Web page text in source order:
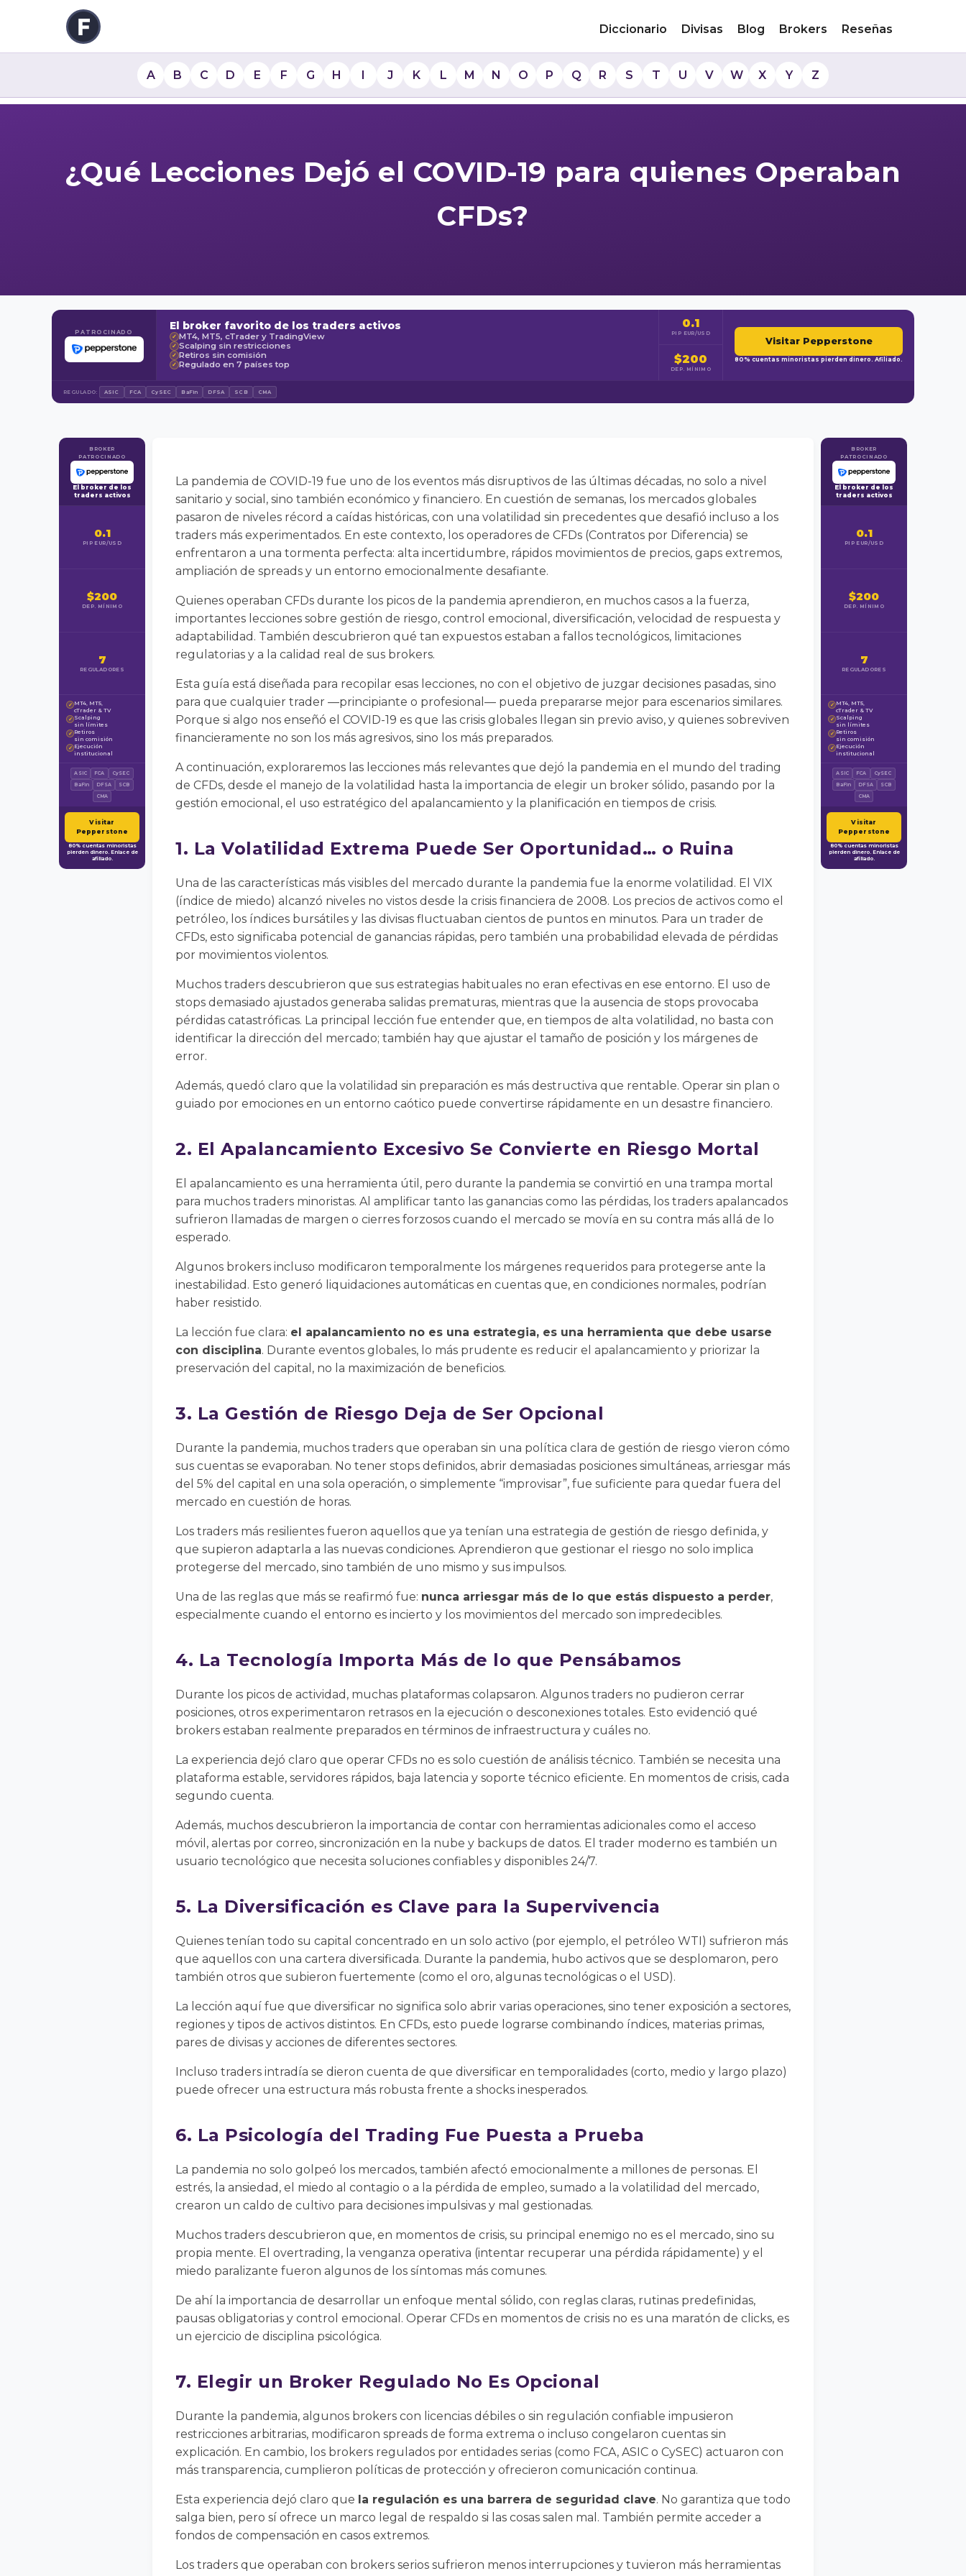
Diccionario Divisas Blog Brokers Reseñas
A B C D E F G H I J K L M N O P Q R S T U V W X Y Z
¿Qué Lecciones Dejó el COVID-19 para quienes Operaban
CFDs?
PATROCINADO El broker favorito de los traders activos
✓ MT4, MT5, cTrader y TradingView
✓ Scalping sin restricciones
✓ Retiros sin comisión
✓ Regulado en 7 países top
0.1
PIP EUR/USD
$200
DEP. MÍNIMO
Visitar Pepperstone
80% cuentas minoristas pierden dinero. Afiliado.
REGULADO: ASIC FCA CySEC BaFin DFSA SCB CMA
BROKER
PATROCINADO
El broker de los
traders activos
0.1
PIP EUR/USD
$200
DEP. MÍNIMO
7
REGULADORES
✓ MT4, MT5,
cTrader & TV
✓ Scalping
sin límites
✓ Retiros
sin comisión
✓ Ejecución
institucional
ASIC FCA
CySEC
BaFin
DFSA
SCB
CMA
Visitar
Pepperstone
80% cuentas minoristas
pierden dinero. Enlace de
afiliado.
La pandemia de COVID-19 fue uno de los eventos más disruptivos de las últimas décadas, no solo a nivel
sanitario y social, sino también económico y financiero. En cuestión de semanas, los mercados globales
pasaron de niveles récord a caídas históricas, con una volatilidad sin precedentes que desafió incluso a los
traders más experimentados. En este contexto, los operadores de CFDs (Contratos por Diferencia) se
enfrentaron a una tormenta perfecta: alta incertidumbre, rápidos movimientos de precios, gaps extremos,
ampliación de spreads y un entorno emocionalmente desafiante.
Quienes operaban CFDs durante los picos de la pandemia aprendieron, en muchos casos a la fuerza,
importantes lecciones sobre gestión de riesgo, control emocional, diversificación, velocidad de respuesta y
adaptabilidad. También descubrieron qué tan expuestos estaban a fallos tecnológicos, limitaciones
regulatorias y a la calidad real de sus brokers.
Esta guía está diseñada para recopilar esas lecciones, no con el objetivo de juzgar decisiones pasadas, sino
para que cualquier trader —principiante o profesional— pueda prepararse mejor para escenarios similares.
Porque si algo nos enseñó el COVID-19 es que las crisis globales llegan sin previo aviso, y quienes sobreviven
financieramente no son los más agresivos, sino los más preparados.
A continuación, exploraremos las lecciones más relevantes que dejó la pandemia en el mundo del trading
de CFDs, desde el manejo de la volatilidad hasta la importancia de elegir un broker sólido, pasando por la
gestión emocional, el uso estratégico del apalancamiento y la planificación en tiempos de crisis.
1. La Volatilidad Extrema Puede Ser Oportunidad… o Ruina
Una de las características más visibles del mercado durante la pandemia fue la enorme volatilidad. El VIX
(índice de miedo) alcanzó niveles no vistos desde la crisis financiera de 2008. Los precios de activos como el
petróleo, los índices bursátiles y las divisas fluctuaban cientos de puntos en minutos. Para un trader de
CFDs, esto significaba potencial de ganancias rápidas, pero también una probabilidad elevada de pérdidas
por movimientos violentos.
Muchos traders descubrieron que sus estrategias habituales no eran efectivas en ese entorno. El uso de
stops demasiado ajustados generaba salidas prematuras, mientras que la ausencia de stops provocaba
pérdidas catastróficas. La principal lección fue entender que, en tiempos de alta volatilidad, no basta con
identificar la dirección del mercado; también hay que ajustar el tamaño de posición y los márgenes de
error.
Además, quedó claro que la volatilidad sin preparación es más destructiva que rentable. Operar sin plan o
guiado por emociones en un entorno caótico puede convertirse rápidamente en un desastre financiero.
2. El Apalancamiento Excesivo Se Convierte en Riesgo Mortal
El apalancamiento es una herramienta útil, pero durante la pandemia se convirtió en una trampa mortal
para muchos traders minoristas. Al amplificar tanto las ganancias como las pérdidas, los traders apalancados
sufrieron llamadas de margen o cierres forzosos cuando el mercado se movía en su contra más allá de lo
esperado.
Algunos brokers incluso modificaron temporalmente los márgenes requeridos para protegerse ante la
inestabilidad. Esto generó liquidaciones automáticas en cuentas que, en condiciones normales, podrían
haber resistido.
La lección fue clara: el apalancamiento no es una estrategia, es una herramienta que debe usarse
con disciplina. Durante eventos globales, lo más prudente es reducir el apalancamiento y priorizar la
preservación del capital, no la maximización de beneficios.
3. La Gestión de Riesgo Deja de Ser Opcional
Durante la pandemia, muchos traders que operaban sin una política clara de gestión de riesgo vieron cómo
sus cuentas se evaporaban. No tener stops definidos, abrir demasiadas posiciones simultáneas, arriesgar más
del 5% del capital en una sola operación, o simplemente “improvisar”, fue suficiente para quedar fuera del
mercado en cuestión de horas.
Los traders más resilientes fueron aquellos que ya tenían una estrategia de gestión de riesgo definida, y
que supieron adaptarla a las nuevas condiciones. Aprendieron que gestionar el riesgo no solo implica
protegerse del mercado, sino también de uno mismo y sus impulsos.
Una de las reglas que más se reafirmó fue: nunca arriesgar más de lo que estás dispuesto a perder,
especialmente cuando el entorno es incierto y los movimientos del mercado son impredecibles.
4. La Tecnología Importa Más de lo que Pensábamos
Durante los picos de actividad, muchas plataformas colapsaron. Algunos traders no pudieron cerrar
posiciones, otros experimentaron retrasos en la ejecución o desconexiones totales. Esto evidenció qué
brokers estaban realmente preparados en términos de infraestructura y cuáles no.
La experiencia dejó claro que operar CFDs no es solo cuestión de análisis técnico. También se necesita una
plataforma estable, servidores rápidos, baja latencia y soporte técnico eficiente. En momentos de crisis, cada
segundo cuenta.
Además, muchos descubrieron la importancia de contar con herramientas adicionales como el acceso
móvil, alertas por correo, sincronización en la nube y backups de datos. El trader moderno es también un
usuario tecnológico que necesita soluciones confiables y disponibles 24/7.
5. La Diversificación es Clave para la Supervivencia
Quienes tenían todo su capital concentrado en un solo activo (por ejemplo, el petróleo WTI) sufrieron más
que aquellos con una cartera diversificada. Durante la pandemia, hubo activos que se desplomaron, pero
también otros que subieron fuertemente (como el oro, algunas tecnológicas o el USD).
La lección aquí fue que diversificar no significa solo abrir varias operaciones, sino tener exposición a sectores,
regiones y tipos de activos distintos. En CFDs, esto puede lograrse combinando índices, materias primas,
pares de divisas y acciones de diferentes sectores.
Incluso traders intradía se dieron cuenta de que diversificar en temporalidades (corto, medio y largo plazo)
puede ofrecer una estructura más robusta frente a shocks inesperados.
6. La Psicología del Trading Fue Puesta a Prueba
La pandemia no solo golpeó los mercados, también afectó emocionalmente a millones de personas. El
estrés, la ansiedad, el miedo al contagio o a la pérdida de empleo, sumado a la volatilidad del mercado,
crearon un caldo de cultivo para decisiones impulsivas y mal gestionadas.
Muchos traders descubrieron que, en momentos de crisis, su principal enemigo no es el mercado, sino su
propia mente. El overtrading, la venganza operativa (intentar recuperar una pérdida rápidamente) y el
miedo paralizante fueron algunos de los síntomas más comunes.
De ahí la importancia de desarrollar un enfoque mental sólido, con reglas claras, rutinas predefinidas,
pausas obligatorias y control emocional. Operar CFDs en momentos de crisis no es una maratón de clicks, es
un ejercicio de disciplina psicológica.
7. Elegir un Broker Regulado No Es Opcional
Durante la pandemia, algunos brokers con licencias débiles o sin regulación confiable impusieron
restricciones arbitrarias, modificaron spreads de forma extrema o incluso congelaron cuentas sin
explicación. En cambio, los brokers regulados por entidades serias (como FCA, ASIC o CySEC) actuaron con
más transparencia, cumplieron políticas de protección y ofrecieron comunicación continua.
Esta experiencia dejó claro que la regulación es una barrera de seguridad clave. No garantiza que todo
salga bien, pero sí ofrece un marco legal de respaldo si las cosas salen mal. También permite acceder a
fondos de compensación en casos extremos.
Los traders que operaban con brokers serios sufrieron menos interrupciones y tuvieron más herramientas
BROKER
PATROCINADO
El broker de los
traders activos
0.1
PIP EUR/USD
$200
DEP. MÍNIMO
7
REGULADORES
✓ MT4, MT5,
cTrader & TV
✓ Scalping
sin límites
✓ Retiros
sin comisión
✓ Ejecución
institucional
ASIC FCA
CySEC
BaFin
DFSA
SCB
CMA
Visitar
Pepperstone
80% cuentas minoristas
pierden dinero. Enlace de
afiliado.